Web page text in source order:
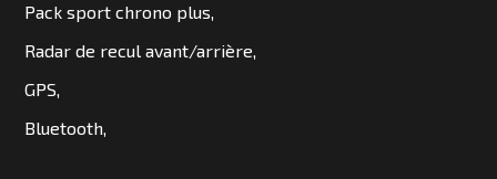
Pack sport chrono plus,
Radar de recul avant/arrière,
GPS,
Bluetooth,